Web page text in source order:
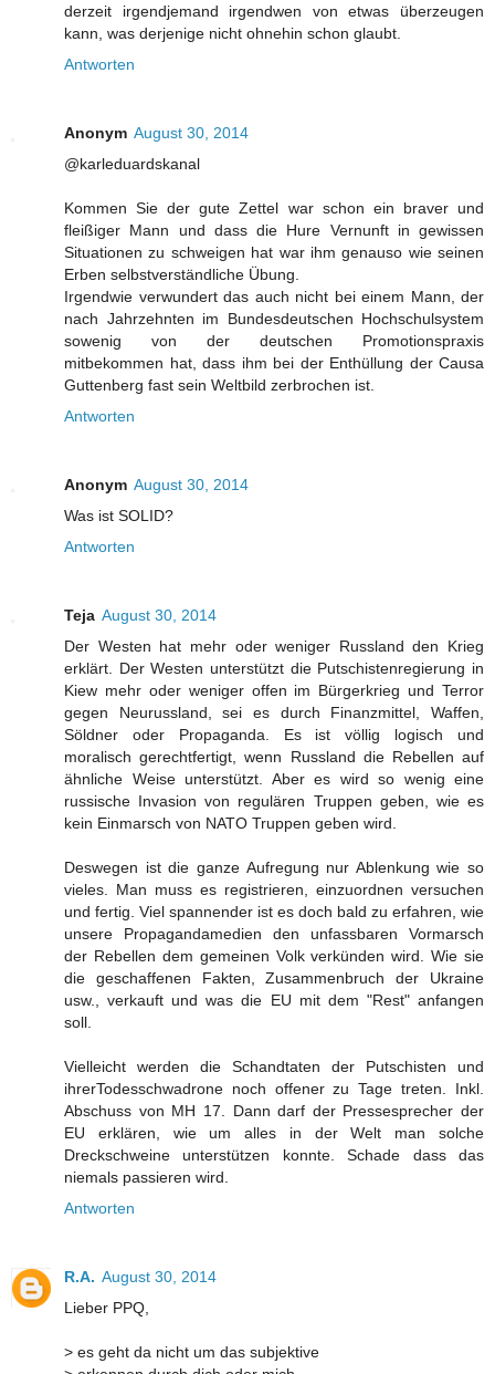
derzeit irgendjemand irgendwen von etwas überzeugen
kann, was derjenige nicht ohnehin schon glaubt.
Antworten
Anonym August 30, 2014
@karleduardskanal
Kommen Sie der gute Zettel war schon ein braver und
fleißiger Mann und dass die Hure Vernunft in gewissen
Situationen zu schweigen hat war ihm genauso wie seinen
Erben selbstverständliche Übung.
Irgendwie verwundert das auch nicht bei einem Mann, der
nach Jahrzehnten im Bundesdeutschen Hochschulsystem
sowenig von der deutschen Promotionspraxis
mitbekommen hat, dass ihm bei der Enthüllung der Causa
Guttenberg fast sein Weltbild zerbrochen ist.
Antworten
Anonym August 30, 2014
Was ist SOLID?
Antworten
Teja August 30, 2014
Der Westen hat mehr oder weniger Russland den Krieg
erklärt. Der Westen unterstützt die Putschistenregierung in
Kiew mehr oder weniger offen im Bürgerkrieg und Terror
gegen Neurussland, sei es durch Finanzmittel, Waffen,
Söldner oder Propaganda. Es ist völlig logisch und
moralisch gerechtfertigt, wenn Russland die Rebellen auf
ähnliche Weise unterstützt. Aber es wird so wenig eine
russische Invasion von regulären Truppen geben, wie es
kein Einmarsch von NATO Truppen geben wird.
Deswegen ist die ganze Aufregung nur Ablenkung wie so
vieles. Man muss es registrieren, einzuordnen versuchen
und fertig. Viel spannender ist es doch bald zu erfahren, wie
unsere Propagandamedien den unfassbaren Vormarsch
der Rebellen dem gemeinen Volk verkünden wird. Wie sie
die geschaffenen Fakten, Zusammenbruch der Ukraine
usw., verkauft und was die EU mit dem "Rest" anfangen
soll.
Vielleicht werden die Schandtaten der Putschisten und
ihrerTodesschwadrone noch offener zu Tage treten. Inkl.
Abschuss von MH 17. Dann darf der Pressesprecher der
EU erklären, wie um alles in der Welt man solche
Dreckschweine unterstützen konnte. Schade dass das
niemals passieren wird.
Antworten
R.A. August 30, 2014
Lieber PPQ,
> es geht da nicht um das subjektive